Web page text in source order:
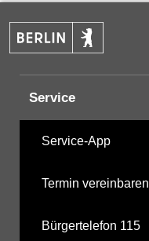
Service
Service-App
Termin vereinbaren
Bürgertelefon 115